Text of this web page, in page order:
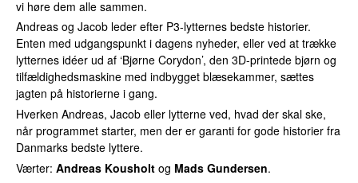
vi høre dem alle sammen.
Andreas og Jacob leder efter P3-lytternes bedste historier.
Enten med udgangspunkt i dagens nyheder, eller ved at trække
lytternes idéer ud af ‘Bjørne Corydon’, den 3D-printede bjørn og
tilfældighedsmaskine med indbygget blæsekammer, sættes
jagten på historierne i gang.
Hverken Andreas, Jacob eller lytterne ved, hvad der skal ske,
når programmet starter, men der er garanti for gode historier fra
Danmarks bedste lyttere.
Værter: Andreas Kousholt og Mads Gundersen.